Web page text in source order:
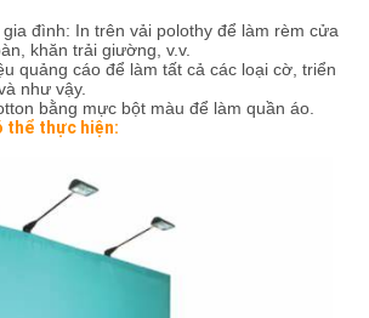
đình: In trên vải polothy để làm rèm cửa
khăn trải giường, v.v.
quảng cáo để làm tất cả các loại cờ, triển
như vậy.
bằng mực bột màu để làm quần áo.
thể thực hiện: